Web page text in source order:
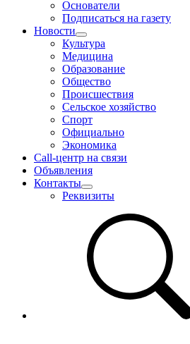
Основатели
Подписаться на газету
Новости
Культура
Медицина
Образование
Общество
Происшествия
Сельское хозяйство
Спорт
Официально
Экономика
Call-центр на связи
Объявления
Контакты
Реквизиты